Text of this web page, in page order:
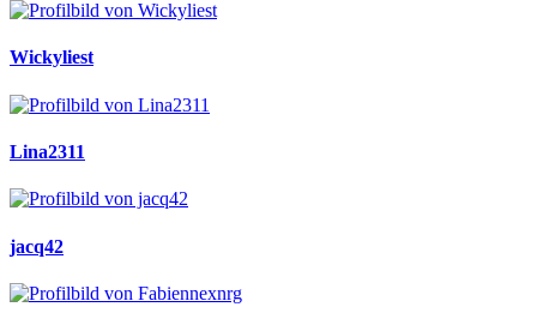
Wickyliest
Lina2311
jacq42